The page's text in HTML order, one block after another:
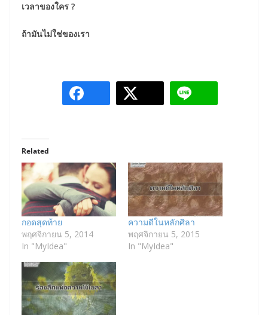
เวลาของใคร ?
ถ้ามันไม่ใช่ของเรา
Related
กอดสุดท้าย
พฤศจิกายน 5, 2014
In "MyIdea"
ความดีในหลักศิลา
พฤศจิกายน 5, 2015
In "MyIdea"